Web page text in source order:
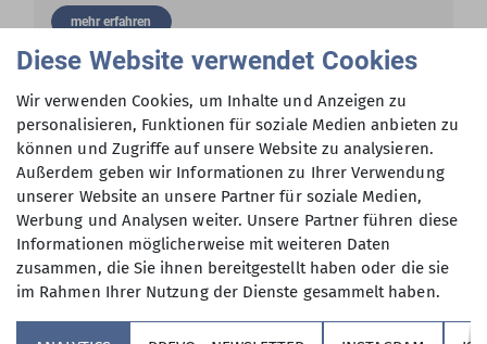
mehr erfahren
Andere Themen
Aktuelles Natur Aktuelles aus der Sektion Natur News
Sektion Social Media Posts
Sektion
Diese Website verwendet Cookies
Wir verwenden Cookies, um Inhalte und Anzeigen zu
personalisieren, Funktionen für soziale Medien anbieten zu
können und Zugriffe auf unsere Website zu analysieren.
Außerdem geben wir Informationen zu Ihrer Verwendung
unserer Website an unsere Partner für soziale Medien,
Werbung und Analysen weiter. Unsere Partner führen diese
Informationen möglicherweise mit weiteren Daten
zusammen, die Sie ihnen bereitgestellt haben oder die sie
im Rahmen Ihrer Nutzung der Dienste gesammelt haben.